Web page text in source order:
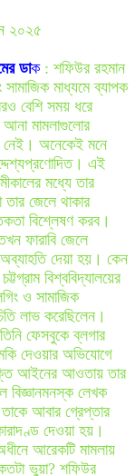
২০২৫
ডাক: শফিউর রহমান
মাধ্যমে ব্যাপক
বেশি সময় ধরে
আনা মামলাগুলোর
নেই। অনেকেই মনে
এই
মধ্যে তার
জেলে থাকার
বিশ্লেষণ করব।
ফারাবি জেলে
অব্যাহতি দেয়া হয়। কেন
বিশ্ববিদ্যালয়ের
ও সামাজিক
লাভ করেছিলেন।
ফেসবুকে ব্লগার
দেওয়ার অভিযোগে
আইনের আওতায় তার
বিজ্ঞানমনস্ক লেখক
তাকে আবার গ্রেপ্তার
দেওয়া হয়।
আরেকটি মামলায়
ভুয়া? শফিউর